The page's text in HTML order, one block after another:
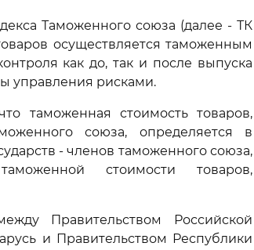
Таможенного союза (далее - ТК
осуществляется таможенным
как до, так и после выпуска
управления рисками.
таможенная стоимость товаров,
союза, определяется в
- членов таможенного союза,
стоимости товаров,
Правительством Российской
и Правительством Республики